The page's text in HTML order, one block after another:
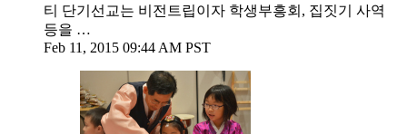
티 단기선교는 비전트립이자 학생부흥회, 집짓기 사역
등을 …
Feb 11, 2015 09:44 AM PST